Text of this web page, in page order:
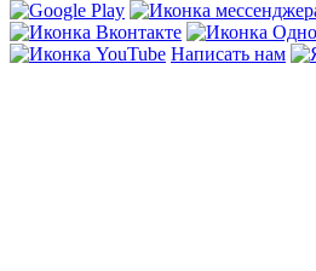
Написать нам